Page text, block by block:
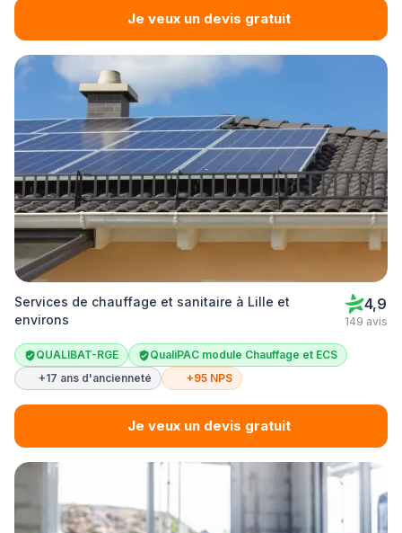
Je veux un devis gratuit
Services de chauffage et sanitaire à Lille et
environs
4,9
149 avis
QUALIBAT-RGE
QualiPAC module Chauffage et ECS
+17 ans d'ancienneté
+95 NPS
Je veux un devis gratuit